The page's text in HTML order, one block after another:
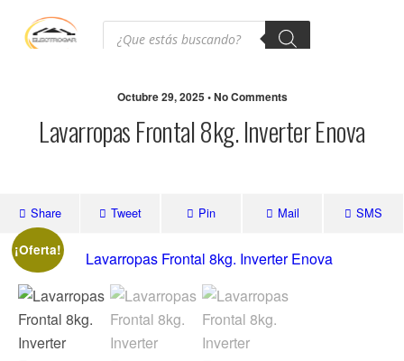
Octubre 29, 2025 • No Comments
Lavarropas Frontal 8kg. Inverter Enova
Share Tweet Pin Mail SMS
¡Oferta!